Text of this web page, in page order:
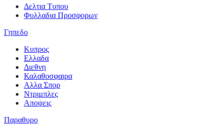
Δελτια Τυπου
Φυλλαδια Προσφορων
Γηπεδο
Κυπρος
Ελλαδα
Διεθνη
Καλαθοσφαιρα
Αλλα Σπορ
Ντριμπλες
Αποψεις
Παραθυρο